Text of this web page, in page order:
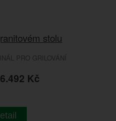
stolu
PRO GRILOVÁNÍ
Kč